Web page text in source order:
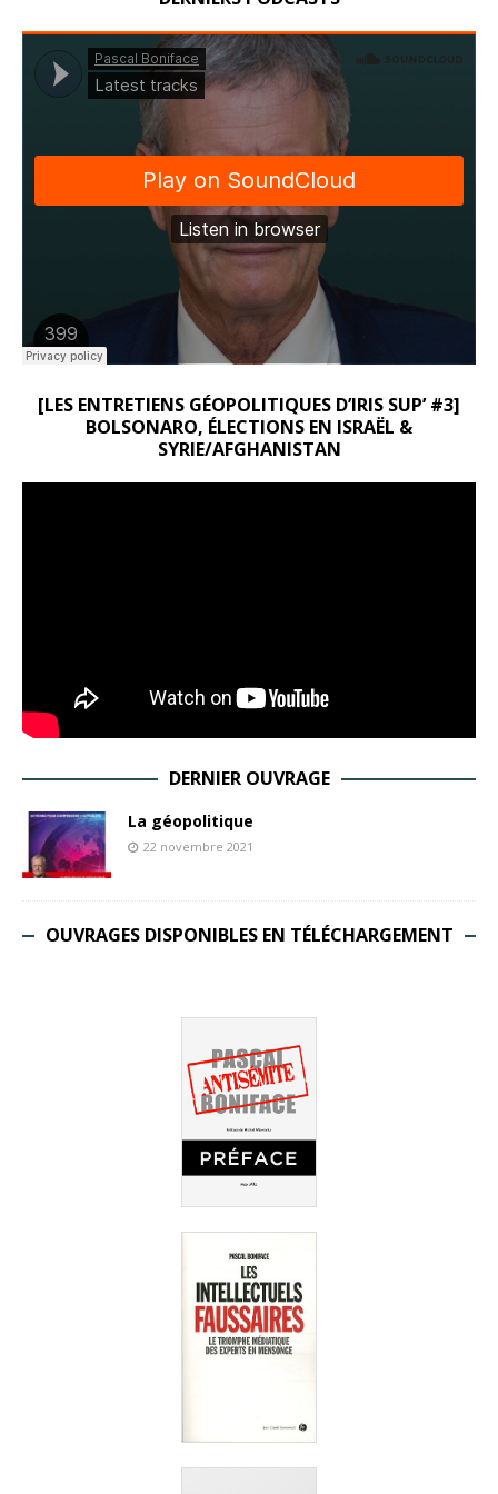
[LES ENTRETIENS GÉOPOLITIQUES D’IRIS SUP’ #3]
BOLSONARO, ÉLECTIONS EN ISRAËL &
SYRIE/AFGHANISTAN
DERNIER OUVRAGE
La géopolitique
22 novembre 2021
OUVRAGES DISPONIBLES EN TÉLÉCHARGEMENT